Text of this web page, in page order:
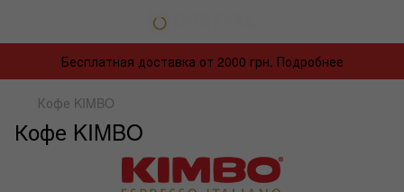
Бесплатная доставка от 2000 грн. Подробнее
Кофе KIMBO
Кофе KIMBO